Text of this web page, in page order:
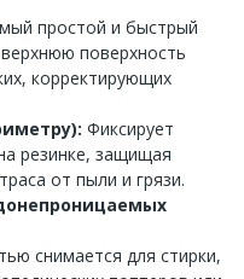
простой и быстрый
поверхность
корректирующих
Фиксирует
резинке, защищая
от пыли и грязи.
снимается для стирки,